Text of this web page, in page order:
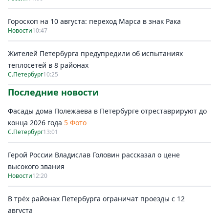
Гороскоп на 10 августа: переход Марса в знак Рака
Новости10:47
Жителей Петербурга предупредили об испытаниях
теплосетей в 8 районах
С.Петербург10:25
Последние новости
Фасады дома Полежаева в Петербурге отреставрируют до
конца 2026 года 5 Фото
С.Петербург13:01
Герой России Владислав Головин рассказал о цене
высокого звания
Новости12:20
В трёх районах Петербурга ограничат проезды с 12
августа